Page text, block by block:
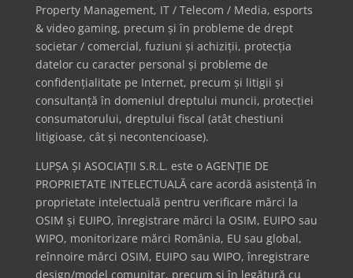
Property Management, IT / Telecom / Media, esports
& video gaming, precum și în probleme de drept
societar / comercial, fuziuni și achiziții, protecția
datelor cu caracter personal și probleme de
confidențialitate pe Internet, precum și litigii și
consultanță în domeniul dreptului muncii, protecției
consumatorului, dreptului fiscal (atât chestiuni
litigioase, cât și necontencioase).
LUPȘA ȘI ASOCIAȚII S.R.L. este o AGENȚIE DE
PROPRIETATE INTELECTUALĂ care acordă asistență în
proprietate intelectuală pentru verificare mărci la
OSIM și EUIPO, înregistrare mărci la OSIM, EUIPO sau
WIPO, monitorizare mărci România, EU sau global,
reînnoire mărci OSIM, EUIPO sau WIPO, înregistrare
design/model comunitar, precum și în legătură cu